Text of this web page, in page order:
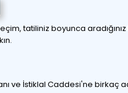
tatiliniz boyunca
ve İstiklal Caddesi'ne birkaç